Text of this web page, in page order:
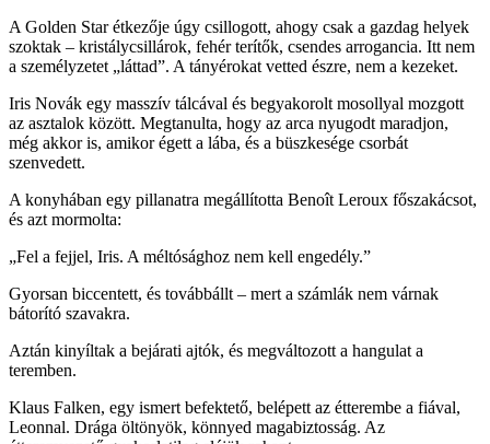
A Golden Star étkezője úgy csillogott, ahogy csak a gazdag helyek
szoktak – kristálycsillárok, fehér terítők, csendes arrogancia. Itt nem
a személyzetet „láttad”. A tányérokat vetted észre, nem a kezeket.
Iris Novák egy masszív tálcával és begyakorolt ​​mosollyal mozgott
az asztalok között. Megtanulta, hogy az arca nyugodt maradjon,
még akkor is, amikor égett a lába, és a büszkesége csorbát
szenvedett.
A konyhában egy pillanatra megállította Benoît Leroux főszakácsot,
és azt mormolta:
„Fel a fejjel, Iris. A méltósághoz nem kell engedély.”
Gyorsan biccentett, és továbbállt – mert a számlák nem várnak
bátorító szavakra.
Aztán kinyíltak a bejárati ajtók, és megváltozott a hangulat a
teremben.
Klaus Falken, egy ismert befektető, belépett az étterembe a fiával,
Leonnal. Drága öltönyök, könnyed magabiztosság. Az